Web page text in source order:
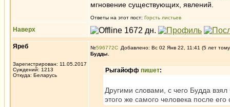
мгновение существующих, явлений.
Ответы на этот пост: Горсть листьев
Наверх
Яреб
Зарегистрирован: 11.05.2017
Суждений: 1213
Откуда: Беларусь
№596772
Добавлено: Вс 02 Янв 22, 11:41 (5 лет
Будды.
Рыгайофф пишет:
Другими словами, с чего Будда
этого же самого человека после